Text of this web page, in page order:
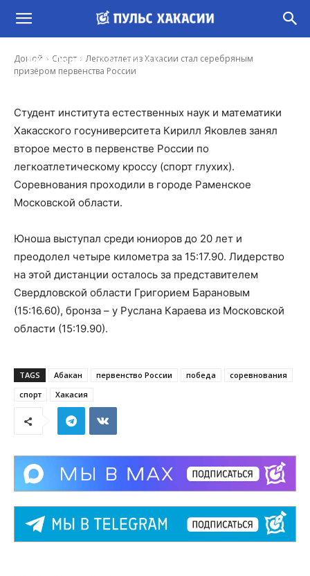
Домой Спорт
Легкоатлет из Хакасии стал серебряным
призёром первенства России
Легкоатлет из Хакасии стал серебряным
призёром первенства России
Ирина Гусева - 12 Окт, 2019 15:15
Студент института естественных наук и математики
Хакасского госуниверситета Кирилл Яковлев занял
второе место в первенстве России по
легкоатлетическому кроссу (спорт глухих).
Соревнования проходили в городе Раменское
Московской области.
Юноша выступал среди юниоров до 20 лет и
преодолел четыре километра за 15:17.90. Лидерство
на этой дистанции осталось за представителем
Свердловской области Григорием Барановым
(15:16.60), бронза – у Руслана Караева из Московской
области (15:19.90).
TAGS Абакан первенство России победа
соревнования
спорт
Хакасия